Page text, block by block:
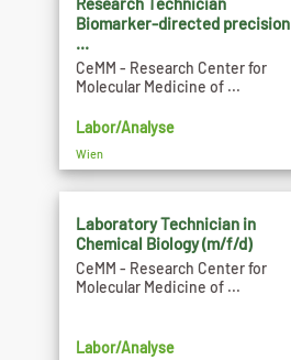
Biomarker-directed precision
...
CeMM - Research Center for
Molecular Medicine of ...
Labor/Analyse
Wien
Laboratory Technician in
Chemical Biology (m/f/d)
CeMM - Research Center for
Molecular Medicine of ...
Labor/Analyse